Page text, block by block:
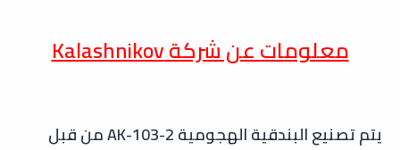
معلومات عن شركة Kalashnikov
يتم تصنيع البندقية الهجومية AK-103-2 من قبل